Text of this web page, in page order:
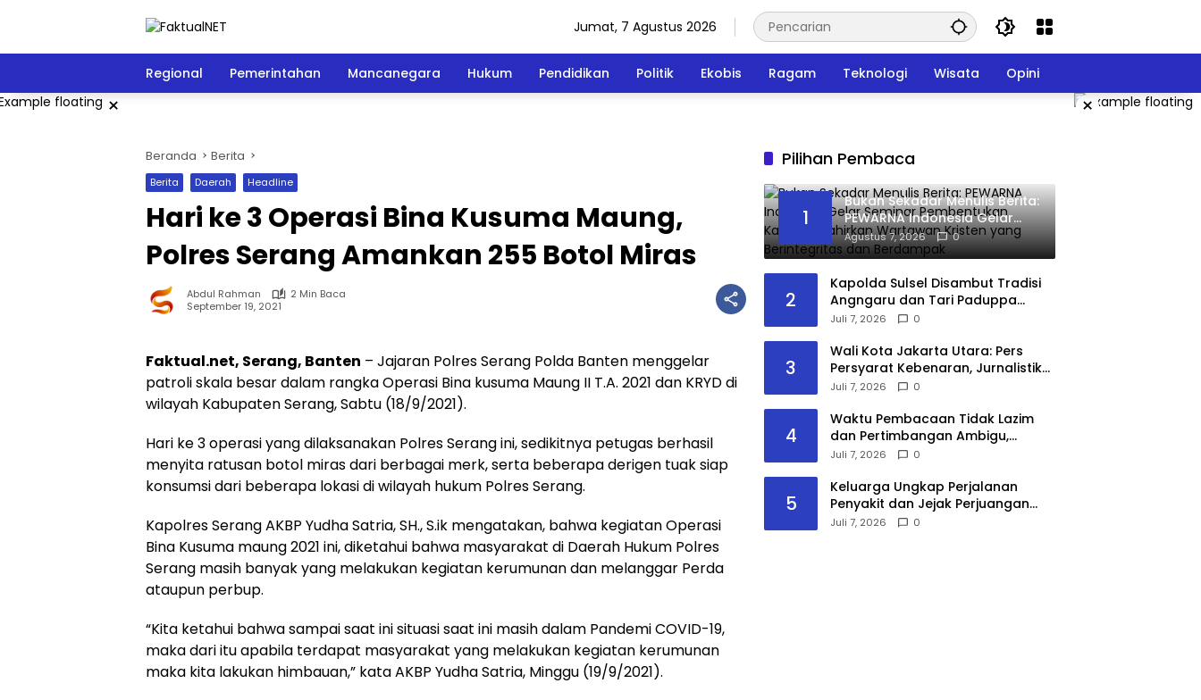
Jumat, 7 Agustus 2026
Regional Pemerintahan Mancanegara Hukum Pendidikan Politik Ekobis Ragam Teknologi Wisata Opini
× ×
Beranda Berita
Berita Daerah Headline
Hari ke 3 Operasi Bina Kusuma Maung,
Polres Serang Amankan 255 Botol Miras
Abdul Rahman
2 Min Baca
September 19, 2021
Faktual.net, Serang, Banten – Jajaran Polres Serang Polda Banten menggelar
patroli skala besar dalam rangka Operasi Bina kusuma Maung II T.A. 2021 dan KRYD di
wilayah Kabupaten Serang, Sabtu (18/9/2021).
Hari ke 3 operasi yang dilaksanakan Polres Serang ini, sedikitnya petugas berhasil
menyita ratusan botol miras dari berbagai merk, serta beberapa derigen tuak siap
konsumsi dari beberapa lokasi di wilayah hukum Polres Serang.
Kapolres Serang AKBP Yudha Satria, SH., S.ik mengatakan, bahwa kegiatan Operasi
Bina Kusuma maung 2021 ini, diketahui bahwa masyarakat di Daerah Hukum Polres
Serang masih banyak yang melakukan kegiatan kerumunan dan melanggar Perda
ataupun perbup.
“Kita ketahui bahwa sampai saat ini situasi saat ini masih dalam Pandemi COVID-19,
maka dari itu apabila terdapat masyarakat yang melakukan kegiatan kerumunan
maka kita lakukan himbauan,” kata AKBP Yudha Satria, Minggu (19/9/2021).
Pilihan Pembaca
1
Bukan Sekadar Menulis Berita:
PEWARNA Indonesia Gelar
Seminar Pembentukan
Karakter, Lahirkan Wartawan
dan Berdampak
Agustus 7, 2026 0
2
Kapolda Sulsel Disambut Tradisi
Angngaru dan Tari Paduppa
pada Peresmian Polresta Gowa
Juli 7, 2026 0
3
Wali Kota Jakarta Utara: Pers
Persyarat Kebenaran, Jurnalistik
Harus Jadi Penjaga Demokrasi di
Juli 7, 2026 0
4
Waktu Pembacaan Tidak Lazim
dan Pertimbangan Ambigu,
Keadilan untuk Masyarakat Adat
Juli 7, 2026 0
5
Keluarga Ungkap Perjalanan
Penyakit dan Jejak Perjuangan
Taty Hartaty
Juli 7, 2026 0